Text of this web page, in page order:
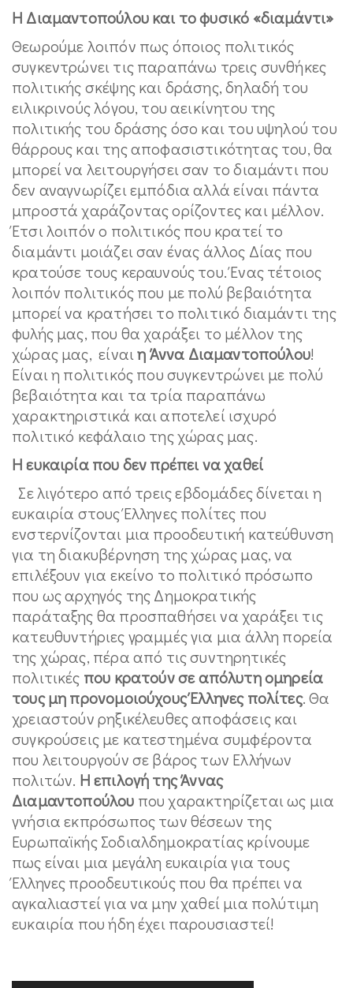
Η Διαμαντοπούλου και το φυσικό «διαμάντι»
Θεωρούμε λοιπόν πως όποιος πολιτικός
συγκεντρώνει τις παραπάνω τρεις συνθήκες
πολιτικής σκέψης και δράσης, δηλαδή του
ειλικρινούς λόγου, του αεικίνητου της
πολιτικής του δράσης όσο και του υψηλού του
θάρρους και της αποφασιστικότητας του, θα
μπορεί να λειτουργήσει σαν το διαμάντι που
δεν αναγνωρίζει εμπόδια αλλά είναι πάντα
μπροστά χαράζοντας ορίζοντες και μέλλον.
Έτσι λοιπόν ο πολιτικός που κρατεί το
διαμάντι μοιάζει σαν ένας άλλος Δίας που
κρατούσε τους κεραυνούς του. Ένας τέτοιος
λοιπόν πολιτικός που με πολύ βεβαιότητα
μπορεί να κρατήσει το πολιτικό διαμάντι της
φυλής μας, που θα χαράξει το μέλλον της
χώρας μας, είναιη Άννα Διαμαντοπούλου!
Είναι η πολιτικός που συγκεντρώνει με πολύ
βεβαιότητα και τα τρία παραπάνω
χαρακτηριστικά και αποτελεί ισχυρό
πολιτικό κεφάλαιο της χώρας μας.
Η ευκαιρία που δεν πρέπει να χαθεί
Σε λιγότερο από τρεις εβδομάδες δίνεται η
ευκαιρία στους Έλληνες πολίτες που
ενστερνίζονται μια προοδευτική κατεύθυνση
για τη διακυβέρνηση της χώρας μας, να
επιλέξουν για εκείνο το πολιτικό πρόσωπο
που ως αρχηγός της Δημοκρατικής
παράταξης θα προσπαθήσει να χαράξει τις
κατευθυντήριες γραμμές για μια άλλη πορεία
της χώρας, πέρα από τις συντηρητικές
πολιτικές που κρατούν σε απόλυτη ομηρεία
τους μη προνομοιούχους Έλληνες πολίτες. Θα
χρειαστούν ρηξικέλευθες αποφάσεις και
συγκρούσεις με κατεστημένα συμφέροντα
που λειτουργούν σε βάρος των Ελλήνων
πολιτών. Η επιλογή της Άννας
Διαμαντοπούλου που χαρακτηρίζεται ως μια
γνήσια εκπρόσωπος των θέσεων της
Ευρωπαϊκής Σοδιαλδημοκρατίας κρίνουμε
πως είναι μια μεγάλη ευκαιρία για τους
Έλληνες προοδευτικούς που θα πρέπει να
αγκαλιαστεί για να μην χαθεί μια πολύτιμη
ευκαιρία που ήδη έχει παρουσιαστεί!